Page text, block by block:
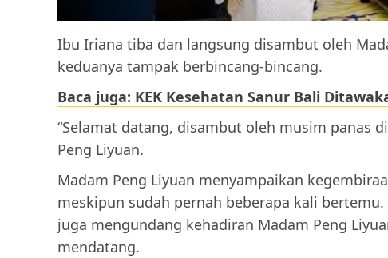
Ibu Iriana tiba dan langsung disambut oleh
keduanya tampak berbincang-bincang.
Baca juga: KEK Kesehatan Sanur Bali
“Selamat datang, disambut oleh musim panas
Peng Liyuan.
Madam Peng Liyuan menyampaikan
meskipun sudah pernah beberapa kali
juga mengundang kehadiran Madam Peng
mendatang.